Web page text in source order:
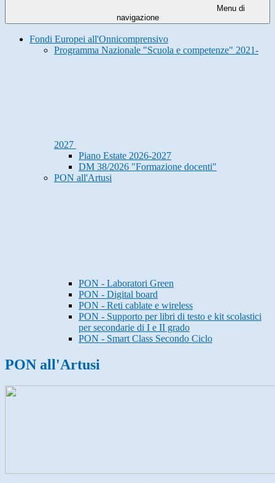
Menu di
navigazione
Fondi Europei all'Onnicomprensivo
Programma Nazionale "Scuola e competenze" 2021-
2027
Piano Estate 2026-2027
DM 38/2026 "Formazione docenti"
PON all'Artusi
PON - Laboratori Green
PON - Digital board
PON - Reti cablate e wireless
PON - Supporto per libri di testo e kit scolastici
per secondarie di I e II grado
PON - Smart Class Secondo Ciclo
PON all'Artusi